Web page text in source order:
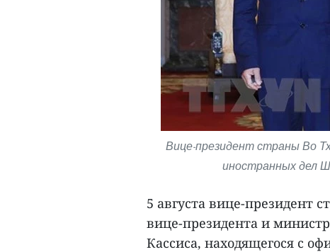
Вице-президент страны Во
иностранных дел
5 августа вице-президент
вице-президента и
Кассиса, находящегося с